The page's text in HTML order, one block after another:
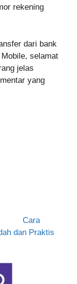
rekening
dari bank
selamat
jelas
yang
Cara
dan Praktis